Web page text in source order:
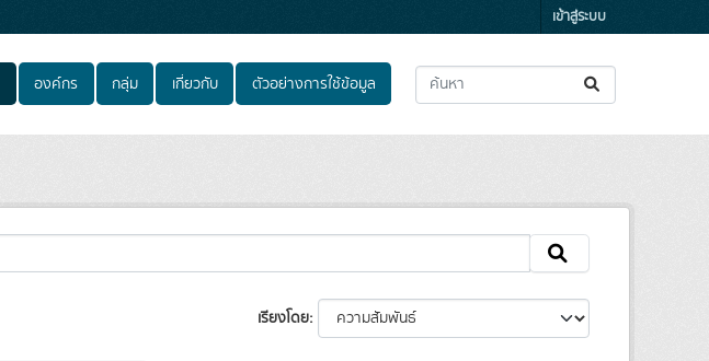
เข้าสู่ระบบ
องค์กร กลุ่ม เกี่ยวกับ ตัวอย่างการใช้ข้อมูล
เรียงโดย